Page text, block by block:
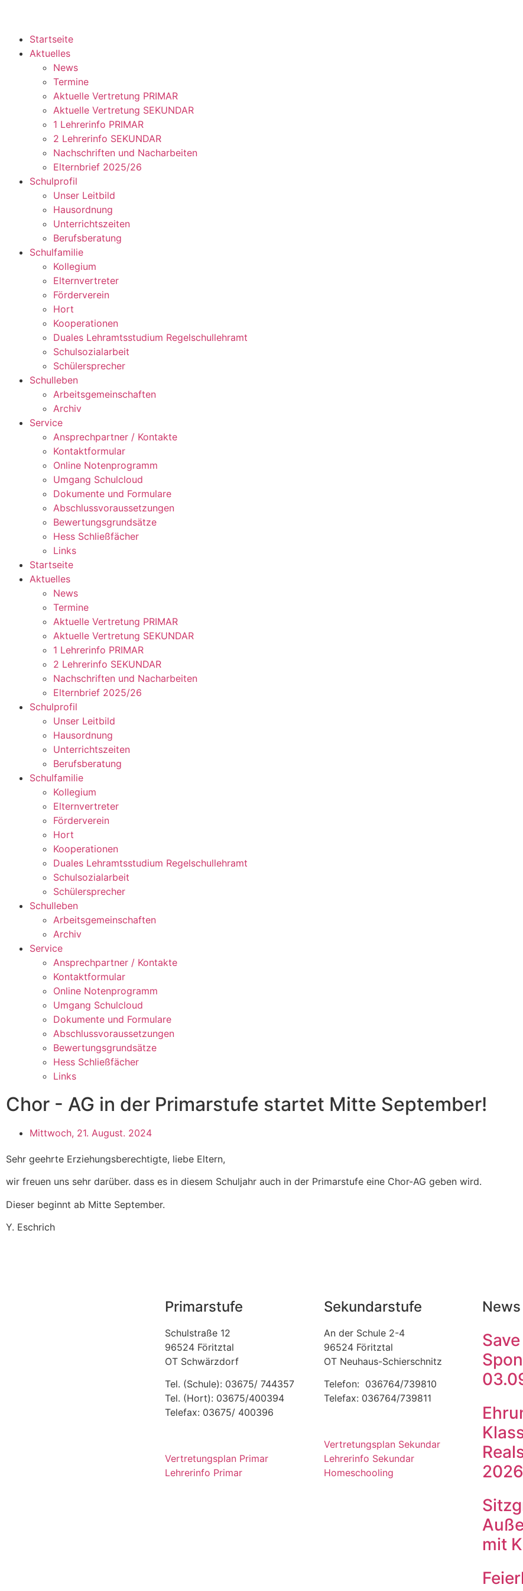
Startseite
Aktuelles
News
Termine
Aktuelle Vertretung PRIMAR
Aktuelle Vertretung SEKUNDAR
1 Lehrerinfo PRIMAR
2 Lehrerinfo SEKUNDAR
Nachschriften und Nacharbeiten
Elternbrief 2025/26
Schulprofil
Unser Leitbild
Hausordnung
Unterrichtszeiten
Berufsberatung
Schulfamilie
Kollegium
Elternvertreter
Förderverein
Hort
Kooperationen
Duales Lehramtsstudium Regelschullehramt
Schulsozialarbeit
Schülersprecher
Schulleben
Arbeitsgemeinschaften
Archiv
Service
Ansprechpartner / Kontakte
Kontaktformular
Online Notenprogramm
Umgang Schulcloud
Dokumente und Formulare
Abschlussvoraussetzungen
Bewertungsgrundsätze
Hess Schließfächer
Links
Startseite
Aktuelles
News
Termine
Aktuelle Vertretung PRIMAR
Aktuelle Vertretung SEKUNDAR
1 Lehrerinfo PRIMAR
2 Lehrerinfo SEKUNDAR
Nachschriften und Nacharbeiten
Elternbrief 2025/26
Schulprofil
Unser Leitbild
Hausordnung
Unterrichtszeiten
Berufsberatung
Schulfamilie
Kollegium
Elternvertreter
Förderverein
Hort
Kooperationen
Duales Lehramtsstudium Regelschullehramt
Schulsozialarbeit
Schülersprecher
Schulleben
Arbeitsgemeinschaften
Archiv
Service
Ansprechpartner / Kontakte
Kontaktformular
Online Notenprogramm
Umgang Schulcloud
Dokumente und Formulare
Abschlussvoraussetzungen
Bewertungsgrundsätze
Hess Schließfächer
Links
Chor - AG in der Primarstufe startet Mitte September!
Mittwoch, 21. August. 2024
Sehr geehrte Erziehungsberechtigte, liebe Eltern,
wir freuen uns sehr darüber. dass es in diesem Schuljahr auch in der Primarstufe eine Chor-AG geben wird.
Dieser beginnt ab Mitte September.
Y. Eschrich
Primarstufe
Schulstraße 12
96524 Föritztal
OT Schwärzdorf
Tel. (Schule): 03675/ 744357
Tel. (Hort): 03675/400394
Telefax: 03675/ 400396
Vertretungsplan Primar
Lehrerinfo Primar
Sekundarstufe
An der Schule 2-4
96524 Föritztal
OT Neuhaus-Schierschnitz
Telefon: 036764/739810
Telefax: 036764/739811
Vertretungsplan Sekundar
Lehrerinfo Sekundar
Homeschooling
News
2026
mit